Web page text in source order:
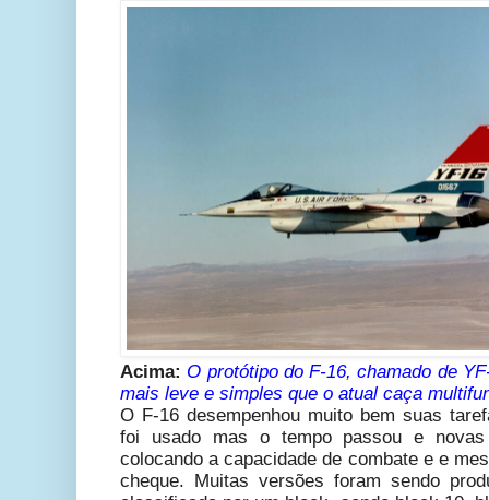
Acima: O protótipo do F-16, chamado de
mais leve e simples que o atual caça
O F-16 desempenhou muito bem suas
foi usado mas o tempo passou e novas
colocando a capacidade de combate e e
cheque. Muitas versões foram sendo